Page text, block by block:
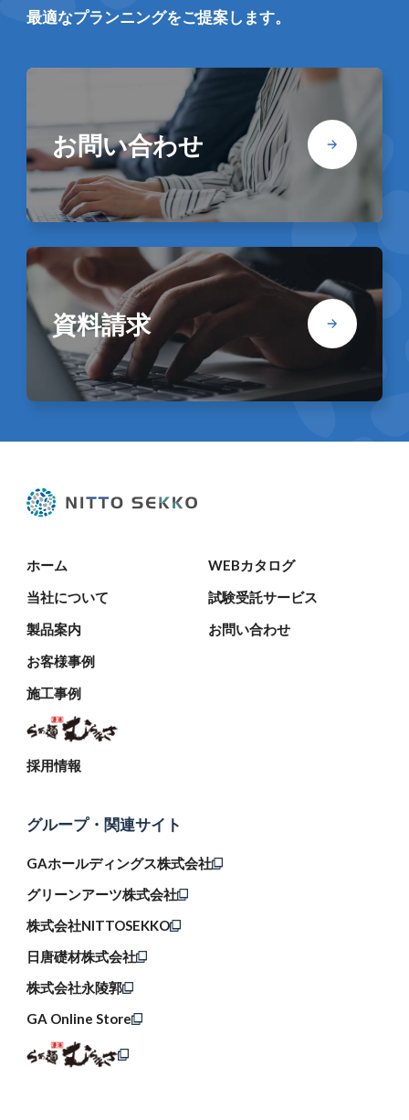
最適なプランニングをご提案します。
お問い合わせ
資料請求
ホーム
当社について
製品案内
お客様事例
施工事例
採用情報
WEBカタログ
試験受託サービス
お問い合わせ
グループ・関連サイト
GAホールディングス株式会社
グリーンアーツ株式会社
株式会社NITTOSEKKO
日唐礎材株式会社
株式会社永陵郭
GA Online Store